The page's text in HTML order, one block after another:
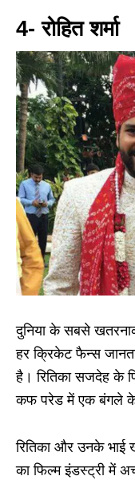
4- रोहित शर्मा
दुनिया के सबसे
हर क्रिकेट फैन्स
है। रितिका सजदेह के
कफ परेड में एक बंगले के
रितिका और उनके भाई
का फिल्म इंडस्ट्री में